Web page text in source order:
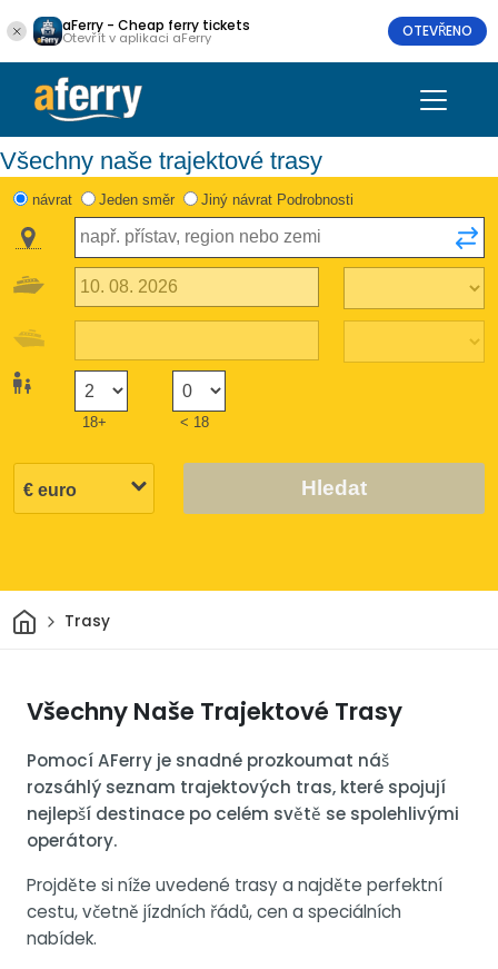
aFerry - Cheap ferry tickets
Otevřít v aplikaci aFerry OTEVŘENO
Všechny naše trajektové trasy
návrat Jeden směr Jiný návrat Podrobnosti
18+ < 18
Hledat
Domov
Trasy
Všechny Naše Trajektové Trasy
Pomocí AFerry je snadné prozkoumat náš
rozsáhlý seznam trajektových tras, které spojují
nejlepší destinace po celém světě se spolehlivými
operátory.
Projděte si níže uvedené trasy a najděte perfektní
cestu, včetně jízdních řádů, cen a speciálních
nabídek.